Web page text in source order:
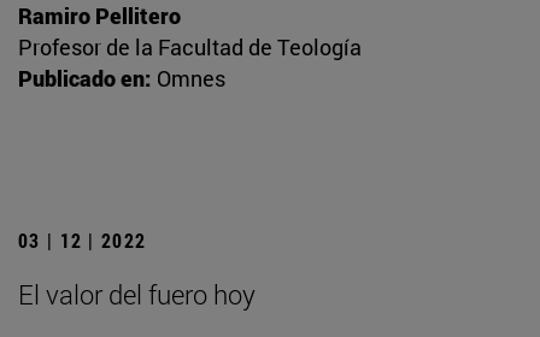
Ramiro Pellitero
Profesor de la Facultad de Teología
Publicado en: Omnes
03 | 12 | 2022
El valor del fuero hoy